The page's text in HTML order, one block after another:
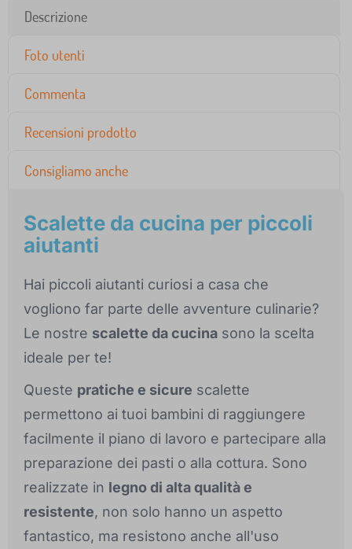
Descrizione
Foto utenti
Commenta
Recensioni prodotto
Consigliamo anche
Scalette da cucina per piccoli
aiutanti
Hai piccoli aiutanti curiosi a casa che
vogliono far parte delle avventure culinarie?
Le nostre scalette da cucina sono la scelta
ideale per te!
Queste pratiche e sicure scalette
permettono ai tuoi bambini di raggiungere
facilmente il piano di lavoro e partecipare alla
preparazione dei pasti o alla cottura. Sono
realizzate in legno di alta qualità e
resistente, non solo hanno un aspetto
fantastico, ma resistono anche all'uso